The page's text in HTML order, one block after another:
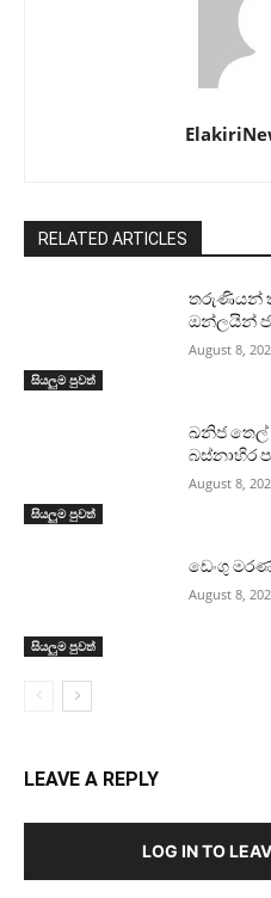
RELATED ARTICLES
සියලුම පුවත්
තරුණියන්
ඔන්ලයින්
August 8,
සියලුම පුවත්
ඛනිජ තෙල්
බස්නාහිර
August 8,
සියලුම පුවත්
ඩෙංගු
August 8,
LEAVE A REPLY
LOG IN TO